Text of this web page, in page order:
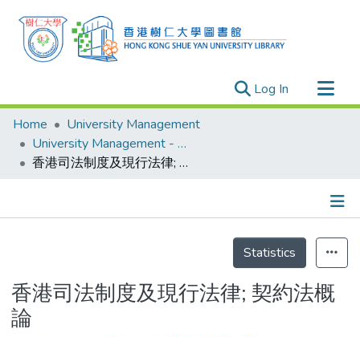
Log In (current)
Research Outputs
Researchers
Organizations
Events
Home
University Management
University Management - Publication
香港司法制度及現行法律; 契約法概論
Statistics
香港司法制度及現行法律; 契約法概
論